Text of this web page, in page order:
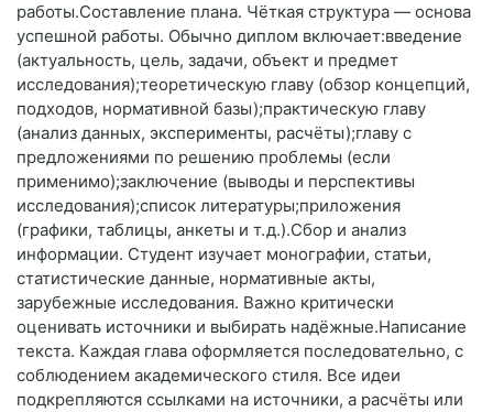
работы.Составление плана. Чёткая структура — основа
успешной работы. Обычно диплом включает:введение
(актуальность, цель, задачи, объект и предмет
исследования);теоретическую главу (обзор концепций,
подходов, нормативной базы);практическую главу
(анализ данных, эксперименты, расчёты);главу с
предложениями по решению проблемы (если
применимо);заключение (выводы и перспективы
исследования);список литературы;приложения
(графики, таблицы, анкеты и т. д.).Сбор и анализ
информации. Студент изучает монографии, статьи,
статистические данные, нормативные акты,
зарубежные исследования. Важно критически
оценивать источники и выбирать надёжные.Написание
текста. Каждая глава оформляется последовательно, с
соблюдением академического стиля. Все идеи
подкрепляются ссылками на источники, а расчёты или